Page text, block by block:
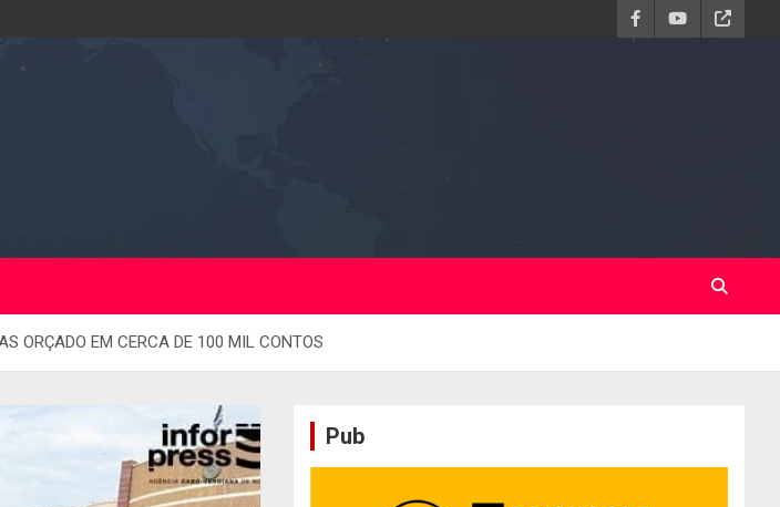
ORÇADO EM CERCA DE 100 MIL CONTOS
Pub